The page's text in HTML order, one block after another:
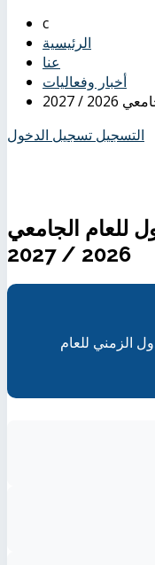
الرئيسية
عنا
أخبار وفعاليات
/ 2027
التسجيل تسجيل الدخول
للعام الجامعي
2026 / 2027
الزمني للعام